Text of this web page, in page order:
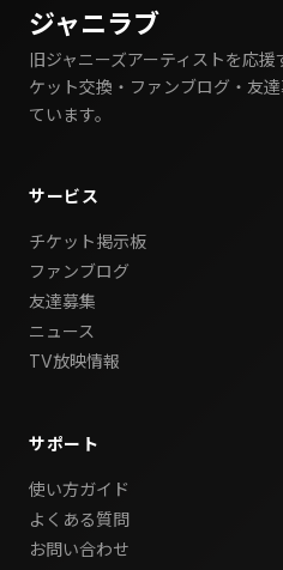
ジャニラブ
旧ジャニーズアーティストを応
ケット交換・ファンブログ・友
ています。
サービス
チケット掲示板
ファンブログ
友達募集
ニュース
TV放映情報
サポート
使い方ガイド
よくある質問
お問い合わせ